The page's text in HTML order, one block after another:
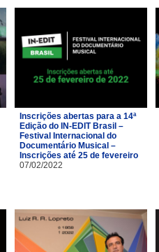
Inscrições abertas para a 14ª
Edição do IN-EDIT Brasil –
Festival Internacional do
Documentário Musical –
Inscrições até 25 de fevereiro
07/02/2022